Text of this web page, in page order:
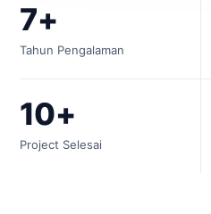
7+
Tahun Pengalaman
10+
Project Selesai